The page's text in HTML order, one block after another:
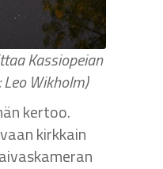
Kassiopeian
Wikholm)
kertoo.
kirkkain